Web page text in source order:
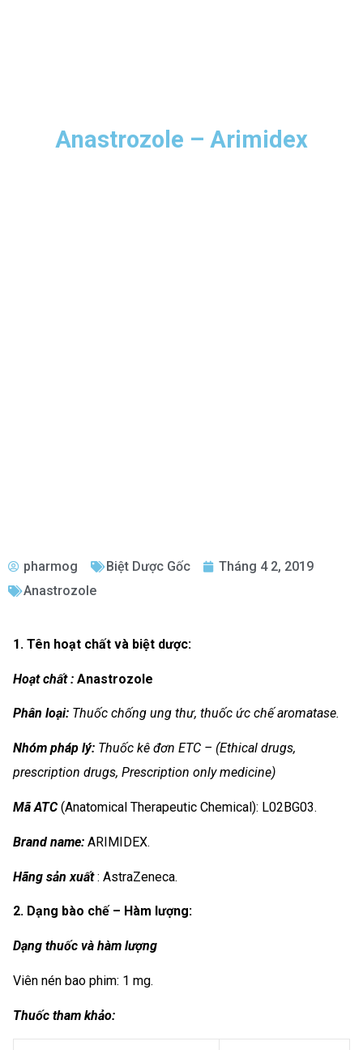
Anastrozole – Arimidex
pharmog Biệt Dược Gốc
Tháng 4 2, 2019
Anastrozole
1. Tên hoạt chất và biệt dược:
Hoạt chất : Anastrozole
Phân loại: Thuốc chống ung thư, thuốc ức chế aromatase.
Nhóm pháp lý: Thuốc kê đơn ETC – (Ethical drugs,
prescription drugs, Prescription only medicine)
Mã ATC(Anatomical Therapeutic Chemical): L02BG03.
Brand name: ARIMIDEX.
Hãng sản xuất: AstraZeneca.
2. Dạng bào chế – Hàm lượng:
Dạng thuốc và hàm lượng
Viên nén bao phim: 1 mg.
Thuốc tham khảo: